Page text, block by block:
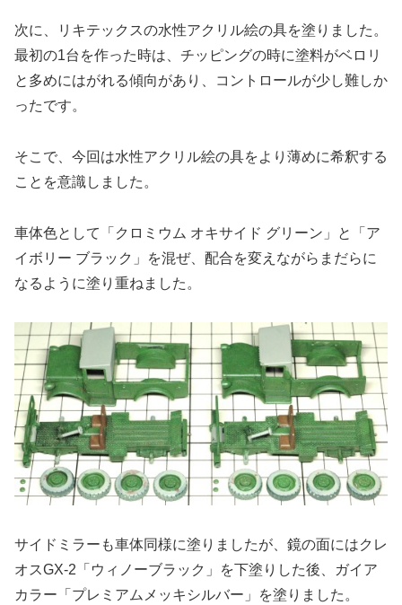
次に、リキテックスの水性アクリル絵の具を塗りました。
最初の1台を作った時は、チッピングの時に塗料がベロリ
と多めにはがれる傾向があり、コントロールが少し難しか
ったです。
そこで、今回は水性アクリル絵の具をより薄めに希釈する
ことを意識しました。
車体色として「クロミウム オキサイド グリーン」と「ア
イボリー ブラック」を混ぜ、配合を変えながらまだらに
なるように塗り重ねました。
サイドミラーも車体同様に塗りましたが、鏡の面にはクレ
オスGX-2「ウィノーブラック」を下塗りした後、ガイア
カラー「プレミアムメッキシルバー」を塗りました。